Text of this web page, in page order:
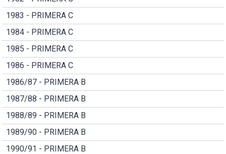
1983 - PRIMERA C
1984 - PRIMERA C
1985 - PRIMERA C
1986 - PRIMERA C
1986/87 - PRIMERA B
1987/88 - PRIMERA B
1988/89 - PRIMERA B
1989/90 - PRIMERA B
1990/91 - PRIMERA B